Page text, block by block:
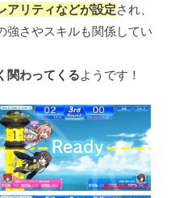
アリティなどが設定され、
強さやスキルも関係してい
関わってくるようです！